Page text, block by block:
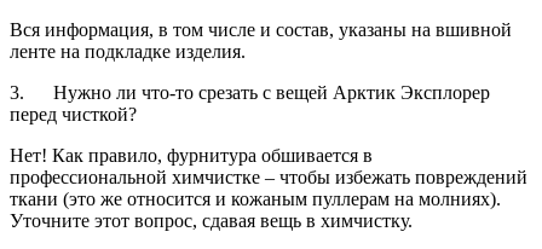
Вся информация, в том числе и состав, указаны на вшивной
ленте на подкладке изделия.
3. Нужно ли что-то срезать с вещей Арктик Эксплорер
перед чисткой?
Нет! Как правило, фурнитура обшивается в
профессиональной химчистке – чтобы избежать повреждений
ткани (это же относится и кожаным пуллерам на молниях).
Уточните этот вопрос, сдавая вещь в химчистку.